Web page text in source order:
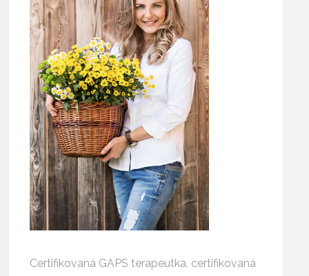
Certifikovaná GAPS terapeutka, certifikovaná